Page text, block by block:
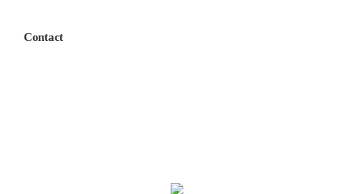
Contact